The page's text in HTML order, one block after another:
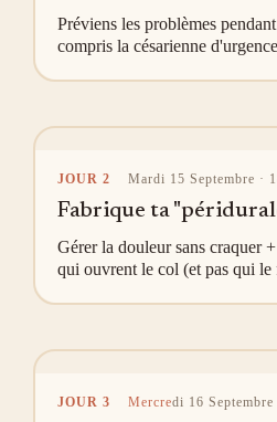
Préviens les problèmes
compris la césarienne
JOUR 2 Mardi 15 Septembre ·
Fabrique ta
Gérer la douleur sans craquer
qui ouvrent le col (et pas qui le
JOUR 3 Mercredi 16 Septembre